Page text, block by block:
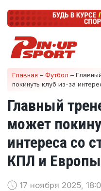
Главная – Футбол –
покинуть клуб из-за
Главный
может
интереса со
КПЛ и Европы
17 ноября 2025,